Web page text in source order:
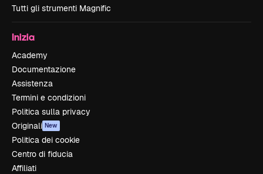
Tutti gli strumenti Magnific
Inizia
Academy
Documentazione
Assistenza
Termini e condizioni
Politica sulla privacy
Originali New
Politica dei cookie
Centro di fiducia
Affiliati